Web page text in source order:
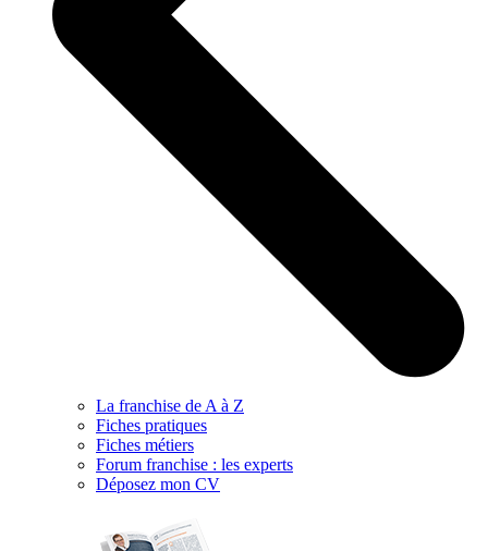
La franchise de A à Z
Fiches pratiques
Fiches métiers
Forum franchise : les experts
Déposez mon CV